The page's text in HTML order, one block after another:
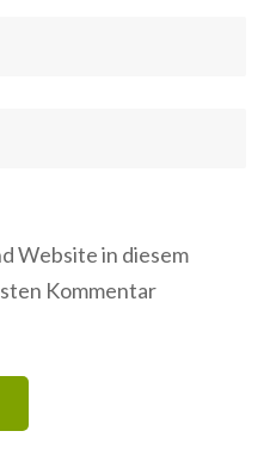
Website in diesem
Kommentar